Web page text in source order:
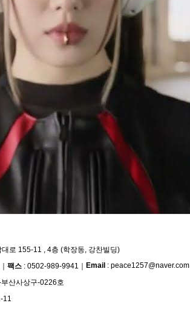
로 155-11 , 4층 (학장동, 강찬빌딩)
팩스 : 0502-989-9941 Email : peace1257@naver.com
산사상구-0226호
11